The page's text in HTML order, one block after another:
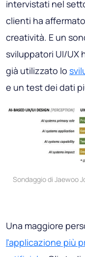
intervistati nel
clienti ha
creatività. E un
sviluppatori UI/UX
già utilizzato lo
e un test dei dati
Sondaggio di Jaewoo
Una maggiore
l'applicazione più